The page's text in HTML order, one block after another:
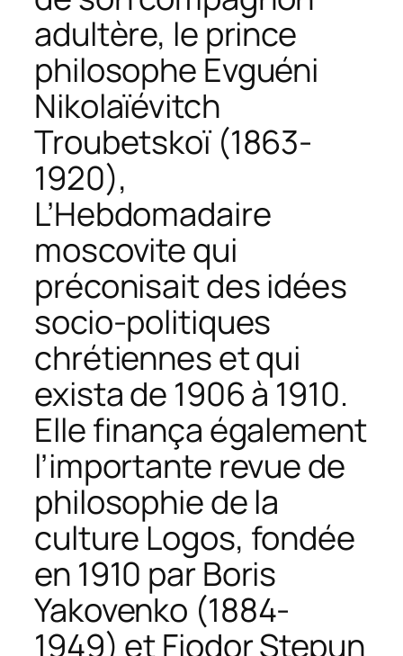
adultère, le prince
philosophe Evguéni
Nikolaïévitch
Troubetskoï (1863-
1920),
L’Hebdomadaire
moscovitequi
préconisait des idées
socio-politiques
chrétiennes et qui
exista de 1906 à 1910.
Elle finança également
l’importante revue de
philosophie de la
culture Logos, fondée
en 1910 par Boris
Yakovenko (1884-
1949) et Fiodor Stepun